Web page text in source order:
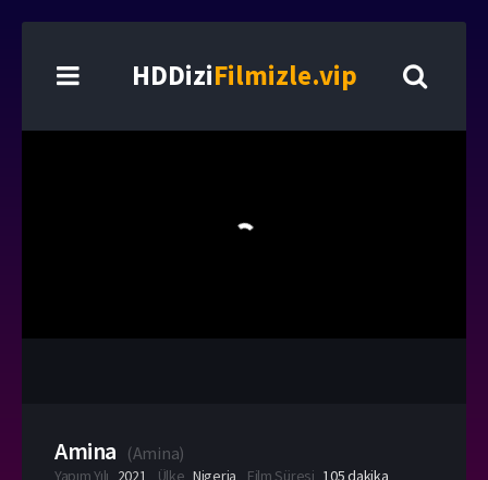
HDDiziFilmizle.vip
Amina (Amina)
Yapım Yılı 2021 Ülke Nigeria Film Süresi 105 dakika